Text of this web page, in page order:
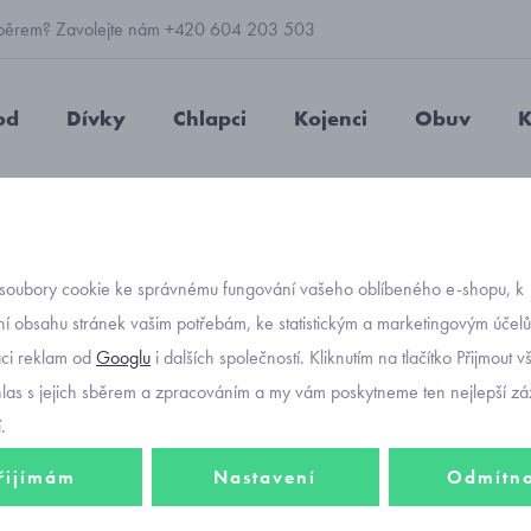
Zavolejte nám +420 604 203 503
Dívky Chlapci Kojenci Obuv
Objednávací
170
cookie ke správnému fungování vašeho oblíbeného e-shopu, k
obsahu stránek vašim potřebám, ke statistickým a marketingovým
reklam odGooglu i dalších společností. Kliknutím na tlačítko Přijmout
s jejich sběrem a zpracováním a my vám poskytneme ten nejlepší
Nastavení